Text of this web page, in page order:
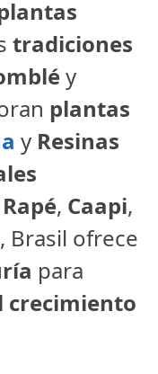
tradiciones
y
plantas
y Resinas
Rapé, Caapi,
, Brasil ofrece
para
crecimiento